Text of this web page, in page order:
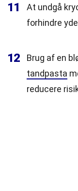
11
At undgå
forhindre
12
Brug af en
tandpasta
reducere